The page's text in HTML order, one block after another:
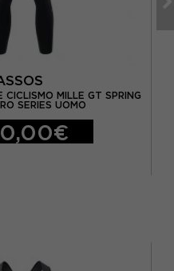
CICLISMO MILLE GT SPRING
SERIES UOMO